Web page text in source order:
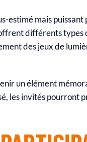
estimé mais
différents
des jeux de
un élément
les invités pourront